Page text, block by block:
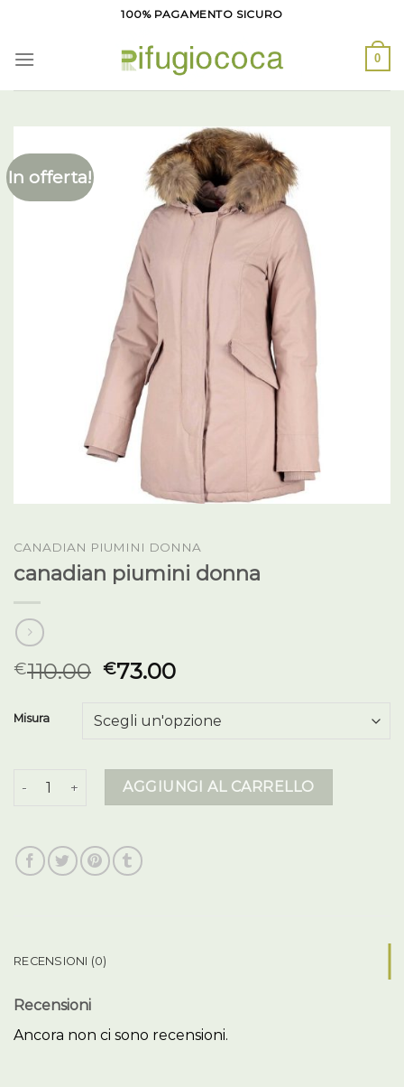
contenuti
100% PAGAMENTO SICURO
0
In offerta!
CANADIAN PIUMINI DONNA
canadian piumini donna
€110.00 €73.00
Misura
canadian piumini donna quantità
AGGIUNGI AL CARRELLO
RECENSIONI (0)
Recensioni
Ancora non ci sono recensioni.